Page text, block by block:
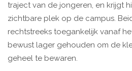
traject van de jongeren, en krijgt
zichtbare plek op de campus.
rechtstreeks toegankelijk vanaf
bewust lager gehouden om de
geheel te bewaren.